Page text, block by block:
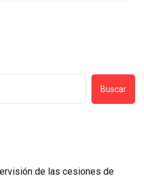
Buscar
de las cesiones de